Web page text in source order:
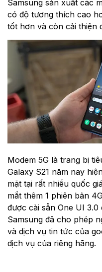
Samsung sản xuất các
có độ tương thích cao
tốt hơn và còn cải thiện
Modem 5G là trang bị
Galaxy S21 năm nay
mặt tại rất nhiều quốc
mắt thêm 1 phiên bản
được cài sẵn One UI 3.0
Samsung đã cho phép
và dịch vụ tin tức của
dịch vụ của riêng hãng.